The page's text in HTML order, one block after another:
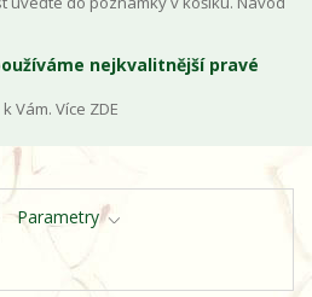
nejkvalitnější pravé
Vám. Více ZDE
Parametry